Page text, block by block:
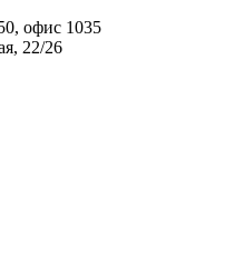
офис 1035
22/26